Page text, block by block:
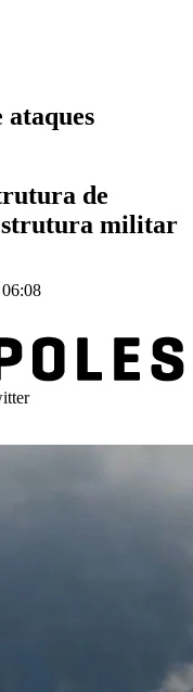
ataques
de
militar